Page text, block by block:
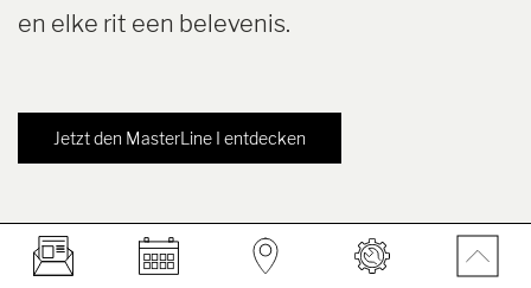
en elke rit een belevenis.
Jetzt den MasterLine I entdecken